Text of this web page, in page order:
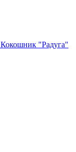
Кокошник "Радуга"